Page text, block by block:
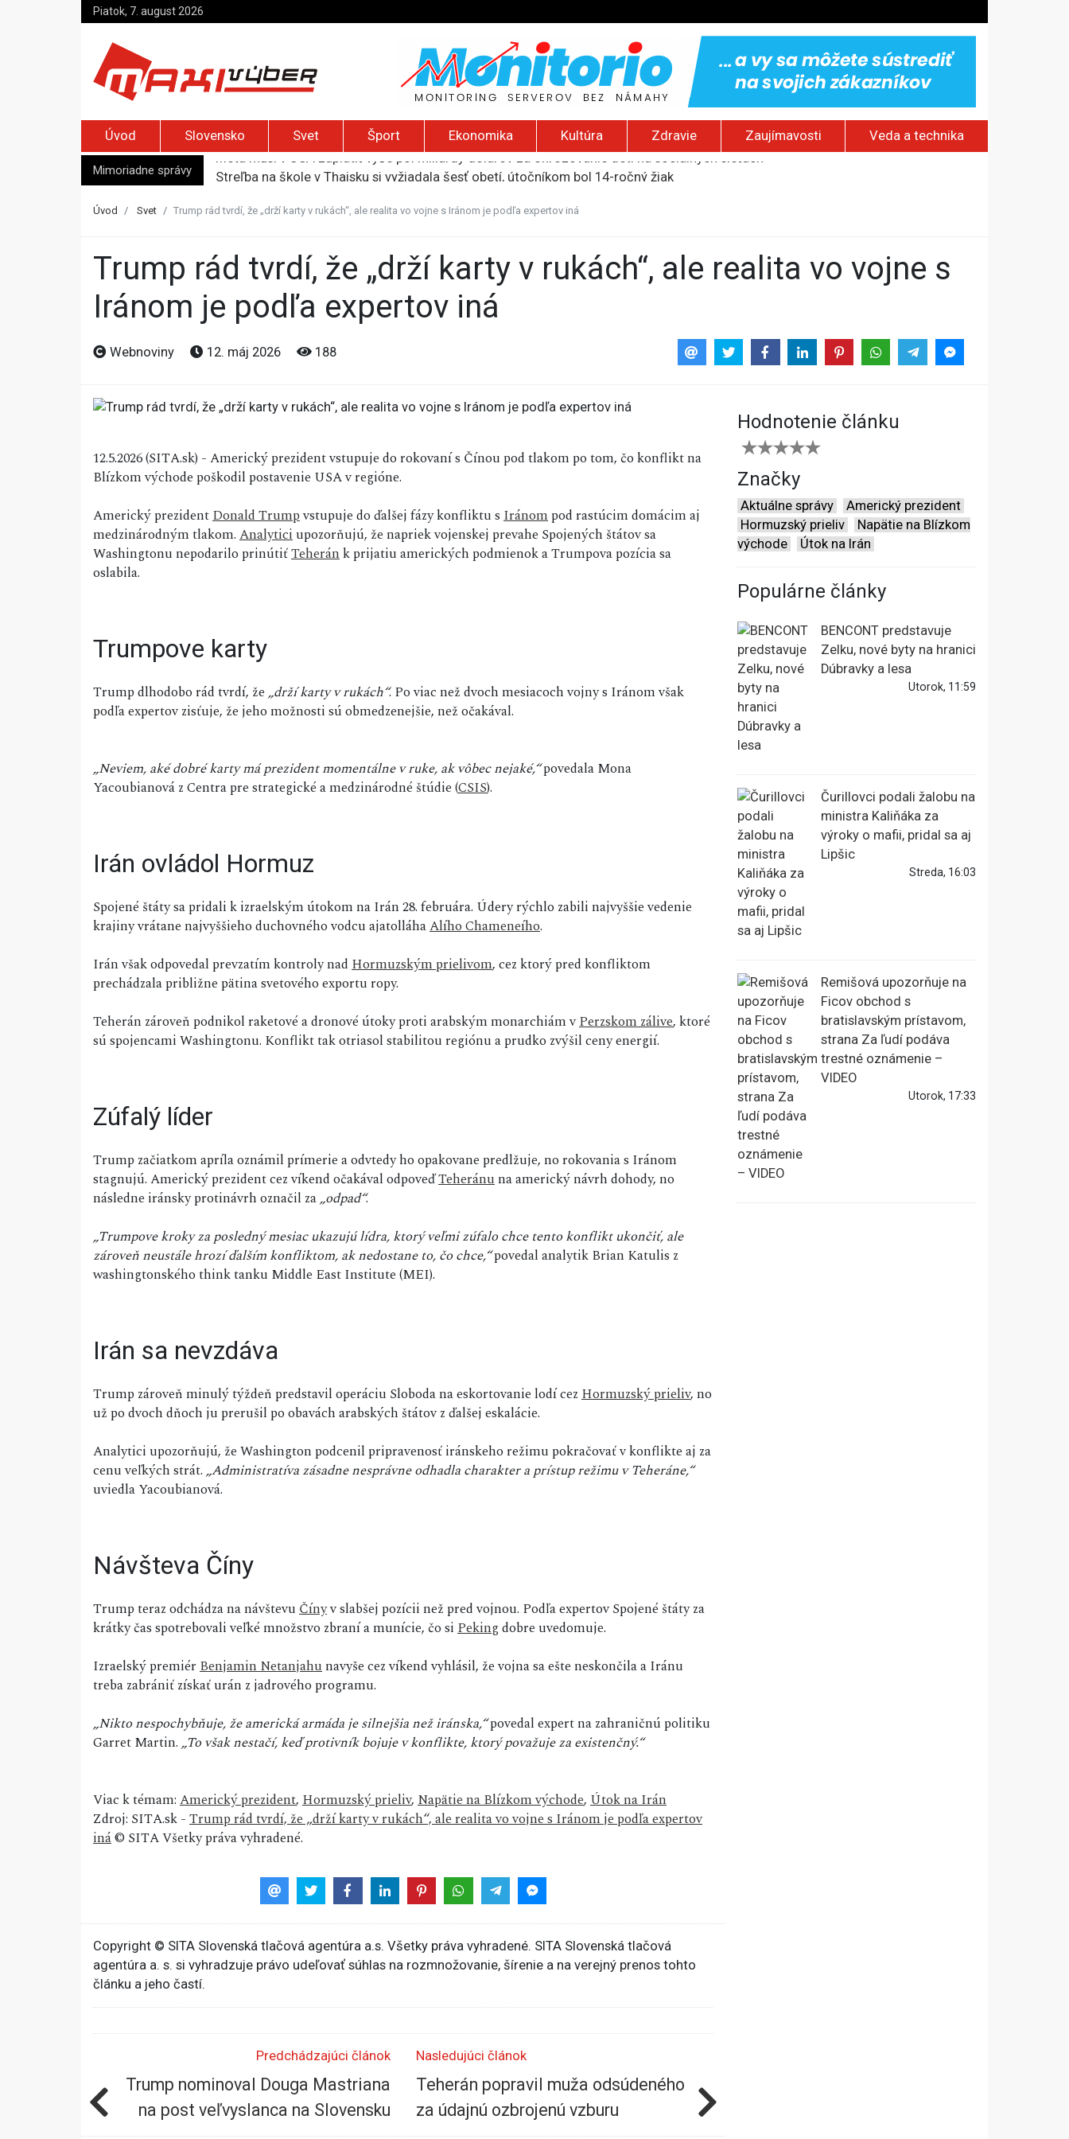
Piatok, 7. august 2026
Úvod Slovensko Svet Šport Ekonomika Kultúra Zdravie Zaujímavosti Veda a technika
Mimoriadne správy
Streľba na škole v Thajsku si vyžiadala šesť obetí, útočníkom bol 14-ročný žiak
Izraelskí osadníci zaútočili na palestínsku komunitu na Západnom brehu, podpálili domy
Úvod Svet Trump rád tvrdí, že „drží karty v rukách“, ale realita vo vojne s Iránom je podľa expertov iná
Trump rád tvrdí, že „drží karty v rukách“, ale realita vo vojne s
Iránom je podľa expertov iná
Webnoviny 12. máj 2026 188
12.5.2026 (SITA.sk) - Americký prezident vstupuje do rokovaní s Čínou pod tlakom po tom, čo konflikt na
Blízkom východe poškodil postavenie USA v regióne.
Americký prezidentDonald Trumpvstupuje do ďalšej fázy konfliktu sIránompod rastúcim domácim aj
medzinárodným tlakom.Analyticiupozorňujú, že napriek vojenskej prevahe Spojených štátov sa
Washingtonu nepodarilo prinútiťTeheránk prijatiu amerických podmienok a Trumpova pozícia sa
oslabila.
Trumpove karty
Trump dlhodobo rád tvrdí, že„drží karty v rukách“. Po viac než dvoch mesiacoch vojny s Iránom však
podľa expertov zisťuje, že jeho možnosti sú obmedzenejšie, než očakával.
„Neviem, aké dobré karty má prezident momentálne v ruke, ak vôbec nejaké,“povedala Mona
Yacoubianová z Centra pre strategické a medzinárodné štúdie (CSIS).
Irán ovládol Hormuz
Spojené štáty sa pridali k izraelským útokom na Irán 28. februára. Údery rýchlo zabili najvyššie vedenie
krajiny vrátane najvyššieho duchovného vodcu ajatolláhaAlího Chameneího.
Irán však odpovedal prevzatím kontroly nadHormuzským prielivom, cez ktorý pred konfliktom
prechádzala približne pätina svetového exportu ropy.
Teherán zároveň podnikol raketové a dronové útoky proti arabským monarchiám vPerzskom zálive, ktoré
sú spojencami Washingtonu. Konflikt tak otriasol stabilitou regiónu a prudko zvýšil ceny energií.
Zúfalý líder
Trump začiatkom apríla oznámil prímerie a odvtedy ho opakovane predlžuje, no rokovania s Iránom
stagnujú. Americký prezident cez víkend očakával odpoveďTeheránuna americký návrh dohody, no
následne iránsky protinávrh označil za„odpad“.
„Trumpove kroky za posledný mesiac ukazujú lídra, ktorý veľmi zúfalo chce tento konflikt ukončiť, ale
zároveň neustále hrozí ďalším konfliktom, ak nedostane to, čo chce,“povedal analytik Brian Katulis z
washingtonského think tanku Middle East Institute (MEI).
Irán sa nevzdáva
Trump zároveň minulý týždeň predstavil operáciu Sloboda na eskortovanie lodí cezHormuzský prieliv, no
už po dvoch dňoch ju prerušil po obavách arabských štátov z ďalšej eskalácie.
Analytici upozorňujú, že Washington podcenil pripravenosť iránskeho režimu pokračovať v konflikte aj za
cenu veľkých strát.„Administratíva zásadne nesprávne odhadla charakter a prístup režimu v Teheráne,“
uviedla Yacoubianová.
Návšteva Číny
Trump teraz odchádza na návštevuČínyv slabšej pozícii než pred vojnou. Podľa expertov Spojené štáty za
krátky čas spotrebovali veľké množstvo zbraní a munície, čo siPekingdobre uvedomuje.
Izraelský premiérBenjamin Netanjahunavyše cez víkend vyhlásil, že vojna sa ešte neskončila a Iránu
treba zabrániť získať urán z jadrového programu.
„Nikto nespochybňuje, že americká armáda je silnejšia než iránska,“povedal expert na zahraničnú politiku
Garret Martin.„To však nestačí, keď protivník bojuje v konflikte, ktorý považuje za existenčný.“
Viac k témam:Americký prezident,Hormuzský prieliv,Napätie na Blízkom východe,Útok na Irán
Zdroj: SITA.sk -Trump rád tvrdí, že „drží karty v rukách“, ale realita vo vojne s Iránom je podľa expertov
iná© SITA Všetky práva vyhradené.
Hodnotenie článku
Značky
Aktuálne správy
Americký prezident
Hormuzský prieliv
Napätie na Blízkom
východe
Útok na Irán
Populárne články
BENCONT predstavuje
Zelku, nové byty na hranici
Dúbravky a lesa
Utorok, 11:59
Čurillovci podali žalobu na
ministra Kaliňáka za
výroky o mafii, pridal sa aj
Lipšic
Streda, 16:03
Remišová upozorňuje na
Ficov obchod s
bratislavským prístavom,
strana Za ľudí podáva
trestné oznámenie –
VIDEO
Utorok, 17:33
Copyright © SITA Slovenská tlačová agentúra a.s. Všetky práva vyhradené. SITA Slovenská tlačová
agentúra a. s. si vyhradzuje právo udeľovať súhlas na rozmnožovanie, šírenie a na verejný prenos tohto
článku a jeho častí.
Predchádzajúci článok
Trump nominoval Douga Mastriana
na post veľvyslanca na Slovensku
Nasledujúci článok
Teherán popravil muža odsúdeného
za údajnú ozbrojenú vzburu